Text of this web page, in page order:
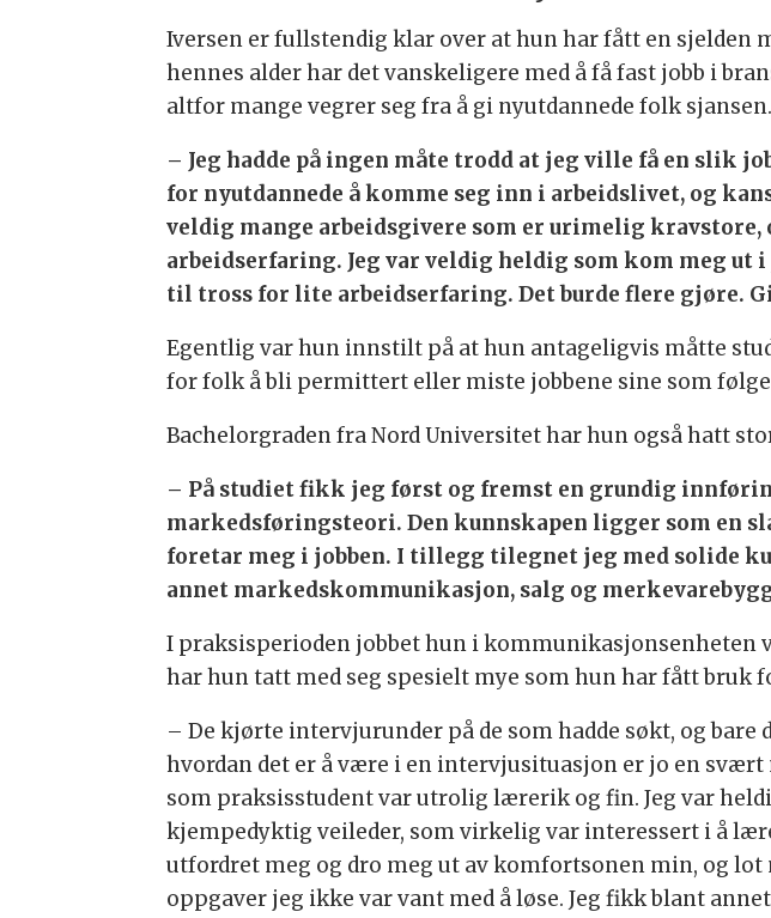
Iversen er fullstendig klar over at hun har fått en sjelden
hennes alder har det vanskeligere med å få fast jobb i
altfor mange vegrer seg fra å gi nyutdannede folk sjansen.
– Jeg hadde på ingen måte trodd at jeg ville få en slik
for nyutdannede å komme seg inn i arbeidslivet, og
veldig mange arbeidsgivere som er urimelig
arbeidserfaring. Jeg var veldig heldig som kom meg ut
til tross for lite arbeidserfaring. Det burde flere gjøre.
Egentlig var hun innstilt på at hun antageligvis måtte
for folk å bli permittert eller miste jobbene sine som
Bachelorgraden fra Nord Universitet har hun også hatt
– På studiet fikk jeg først og fremst en grundig
markedsføringsteori. Den kunnskapen ligger som en
foretar meg i jobben. I tillegg tilegnet jeg med solide
annet markedskommunikasjon, salg og
I praksisperioden jobbet hun i kommunikasjonsenheten
har hun tatt med seg spesielt mye som hun har fått bruk
– De kjørte intervjurunder på de som hadde søkt, og bare
hvordan det er å være i en intervjusituasjon er jo en
som praksisstudent var utrolig lærerik og fin. Jeg var
kjempedyktig veileder, som virkelig var interessert i å
utfordret meg og dro meg ut av komfortsonen min, og
oppgaver jeg ikke var vant med å løse. Jeg fikk blant